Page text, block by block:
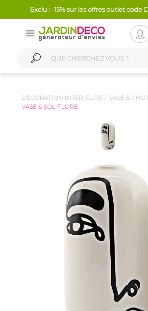
Exclu : -15% sur les offres outlet code
DÉCORATION INTÉRIEURE
VASE &
VASE & SOLIFLORE